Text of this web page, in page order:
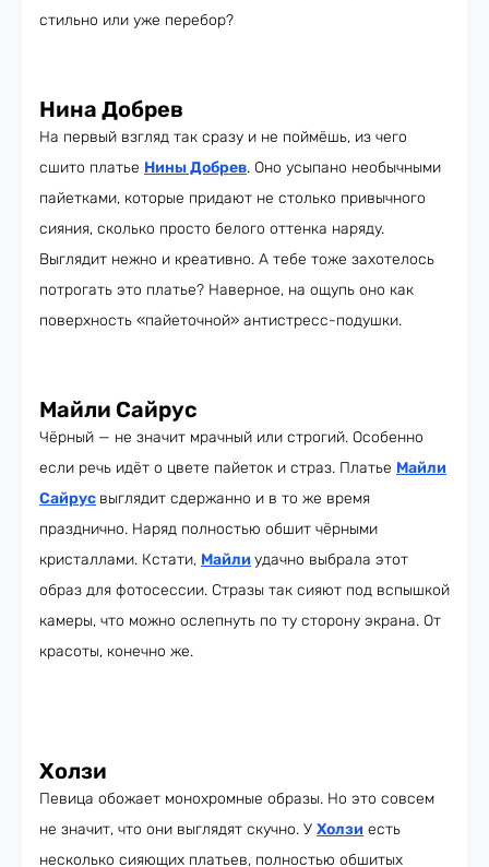
стильно или уже перебор?
Нина Добрев
На первый взгляд так сразу и не поймёшь, из чего
сшито платье Нины Добрев. Оно усыпано необычными
пайетками, которые придают не столько привычного
сияния, сколько просто белого оттенка наряду.
Выглядит нежно и креативно. А тебе тоже захотелось
потрогать это платье? Наверное, на ощупь оно как
поверхность «пайеточной» антистресс-подушки.
Майли Сайрус
Чёрный — не значит мрачный или строгий. Особенно
если речь идёт о цвете пайеток и страз. Платье Майли
Сайрус выглядит сдержанно и в то же время
празднично. Наряд полностью обшит чёрными
кристаллами. Кстати, Майли удачно выбрала этот
образ для фотосессии. Стразы так сияют под вспышкой
камеры, что можно ослепнуть по ту сторону экрана. От
красоты, конечно же.
Холзи
Певица обожает монохромные образы. Но это совсем
не значит, что они выглядят скучно. У Холзи есть
несколько сияющих платьев, полностью обшитых